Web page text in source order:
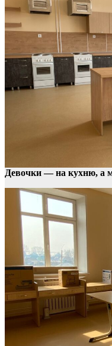
Девочки — на кухню, а